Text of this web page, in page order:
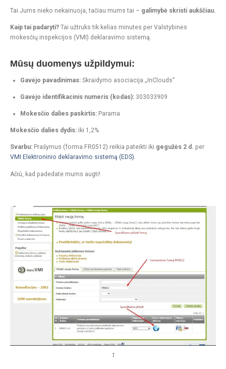
Tai Jums nieko nekainuoja, tačiau mums tai – galimybė skristi aukščiau.
Kaip tai padaryti? Tai užtruks tik kelias minutes per Valstybinės
mokesčių inspekcijos (VMI) deklaravimo sistemą.
Mūsų duomenys užpildymui:
Gavėjo pavadinimas: Skraidymo asociacija „InClouds”
Gavėjo identifikacinis numeris (kodas): 303033909
Mokesčio dalies paskirtis: Parama
Mokesčio dalies dydis: iki 1,2%
Svarbu: Prašymus (forma FR0512) reikia pateikti iki gegužės 2 d. per
VMI Elektroninio deklaravimo sistemą (EDS).
Ačiū, kad padedate mums augti!
1